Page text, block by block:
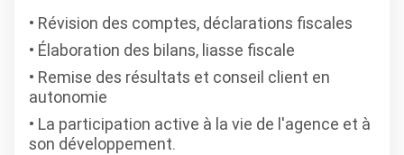
Révision des comptes, déclarations fiscales
Élaboration des bilans, liasse fiscale
Remise des résultats et conseil client en
autonomie
La participation active à la vie de l'agence et à
son développement.